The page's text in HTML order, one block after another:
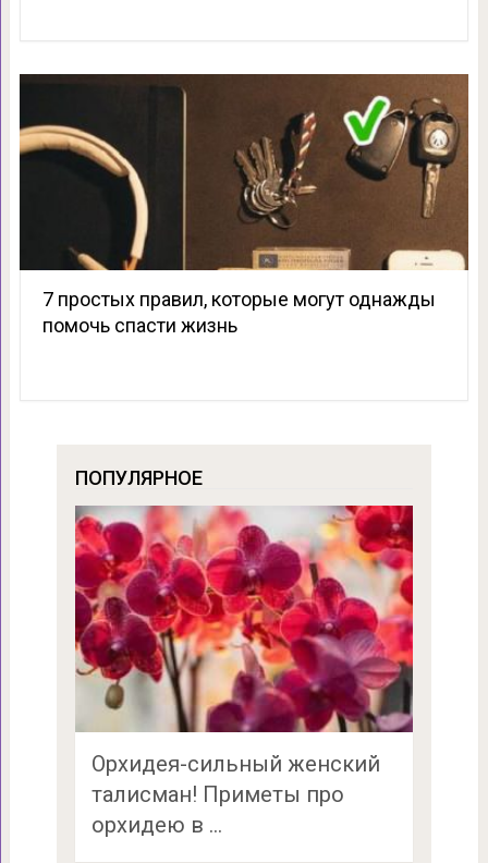
7 простых правил, которые могут однажды
помочь спасти жизнь
ПОПУЛЯРНОЕ
Орхидея-сильный женский
талисман! Приметы про
орхидею в …